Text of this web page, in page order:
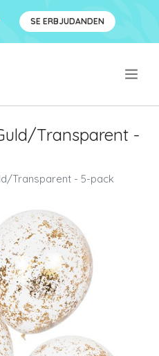
SE ERBJUDANDEN
Transparent -
Transparent - 5-pack